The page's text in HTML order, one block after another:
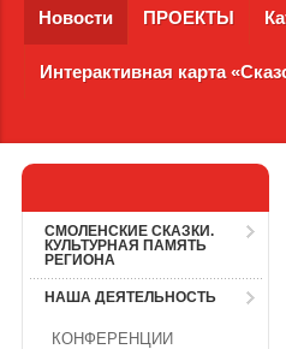
Новости ПРОЕКТЫ
Интерактивная карта
СМОЛЕНСКИЕ СКАЗКИ.
КУЛЬТУРНАЯ ПАМЯТЬ
РЕГИОНА
НАША ДЕЯТЕЛЬНОСТЬ
КОНФЕРЕНЦИИ